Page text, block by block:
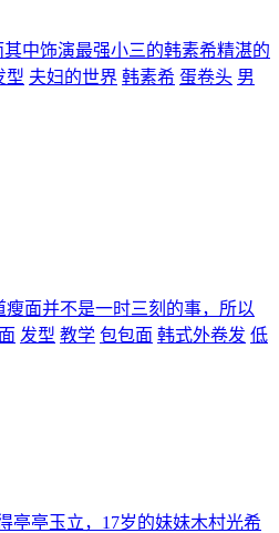
中饰演最强小三的韩素希精湛的
型 夫妇的世界 韩素希 蛋卷头 男
面并不是一时三刻的事，所以
发型 教学 包包面 韩式外卷发 低
亭亭玉立，17岁的妹妹木村光希